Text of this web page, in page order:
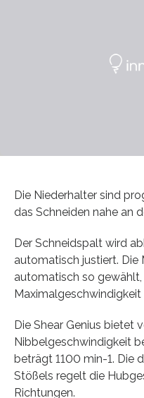
Die Niederhalter sind
das Schneiden nahe an
Der Schneidspalt wird
automatisch justiert. Die
automatisch so gewählt,
Maximalgeschwindigkeit
Die Shear Genius bietet
Nibbelgeschwindigkeit
beträgt 1100 min-1. Die
Stößels regelt die
Richtungen.